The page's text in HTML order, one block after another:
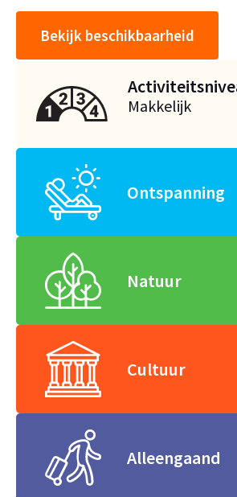
Bekijk beschikbaarheid
Makkelijk
Ontspanning
Natuur
Cultuur
Alleengaand